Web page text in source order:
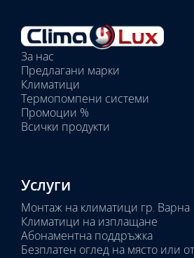
Избрани
вътрешни
тела:
Избрано
тяло:
За нас
Предлагани марки
Климатици
Термопомпени системи
Промоции %
Всички продукти
Услуги
Монтаж на климатици гр. Варна
Климатици на изплащане
Абонаментна поддръжка
Безплатен оглед на място или